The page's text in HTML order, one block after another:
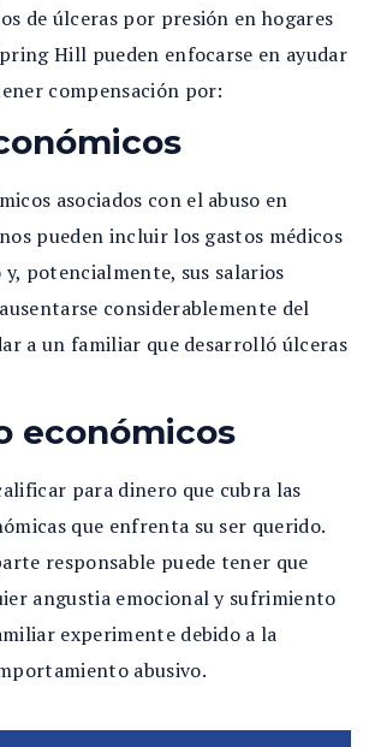
de úlceras por presión en hogares
Hill pueden enfocarse en ayudar
compensación por:
asociados con el abuso en
pueden incluir los gastos médicos
y, potencialmente, sus salarios
considerablemente del
a un familiar que desarrolló úlceras
económicos
para dinero que cubra las
que enfrenta su ser querido.
responsable puede tener que
angustia emocional y sufrimiento
experimente debido a la
abusivo.